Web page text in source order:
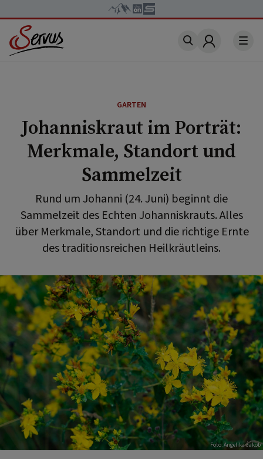
Account
GARTEN
Johanniskraut im Porträt:
Merkmale, Standort und
Sammelzeit
Rund um Johanni (24. Juni) beginnt die
Sammelzeit des Echten Johanniskrauts. Alles
über Merkmale, Standort und die richtige Ernte
des traditionsreichen Heilkräutleins.
Foto: Angelika Jakob